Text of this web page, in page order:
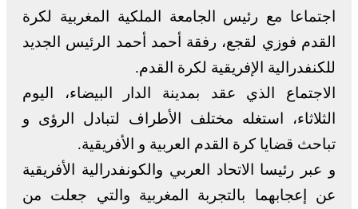
اجتماعا مع رئيس الجامعة الملكية المغربية لكرة
القدم فوزي لقجع، رفقة أحمد أحمد الرئيس الجديد
للكنفدرالية الإفريقية لكرة القدم.
الاجتماع الذي عقد بمدينة الدار البيضاء، اليوم
الثلاثاء، استغله مختلف الأطراف لتبادل الرؤى و
تباحث قضايا كرة القدم العربية و الأفريقية.
و عبر رئيسا الاتحاد العربي والكونفدرالية الأفريقية
عن إعجابهما بالتجربة المغربية والتي جعلت من